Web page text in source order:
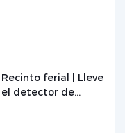
agosto al 1 de
septiembre de
2023.
Recinto ferial | Lleve
el detector de